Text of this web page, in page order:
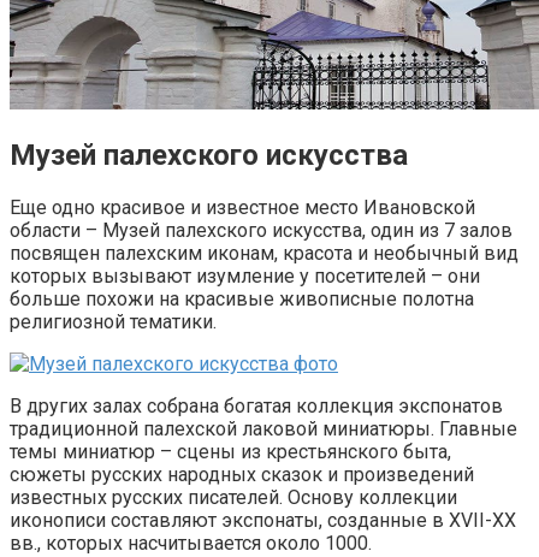
Музей палехского искусства
Еще одно красивое и известное место Ивановской
области – Музей палехского искусства, один из 7 залов
посвящен палехским иконам, красота и необычный вид
которых вызывают изумление у посетителей – они
больше похожи на красивые живописные полотна
религиозной тематики.
В других залах собрана богатая коллекция экспонатов
традиционной палехской лаковой миниатюры. Главные
темы миниатюр – сцены из крестьянского быта,
сюжеты русских народных сказок и произведений
известных русских писателей. Основу коллекции
иконописи составляют экспонаты, созданные в XVII-XX
вв., которых насчитывается около 1000.